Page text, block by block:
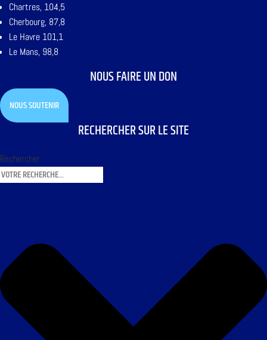
Chartres, 104,5
Cherbourg, 87,8
Le Havre 101,1
Le Mans, 98,8
NOUS FAIRE UN DON
NOUS SOUTENIR
RECHERCHER SUR LE SITE
Rechercher